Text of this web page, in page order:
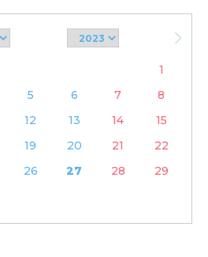
1
5 6 7
8
12 13 14
15
19 20 21
22
26 27 28
29